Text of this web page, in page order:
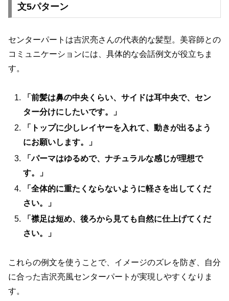
文5パターン
センターパートは吉沢亮さんの代表的な髪型。美容師との
コミュニケーションには、具体的な会話例文が役立ちま
す。
「前髪は鼻の中央くらい、サイドは耳中央で、セン
ター分けにしたいです。」
「トップに少しレイヤーを入れて、動きが出るよう
にお願いします。」
「パーマはゆるめで、ナチュラルな感じが理想で
す。」
「全体的に重たくならないように軽さを出してくだ
さい。」
「襟足は短め、後ろから見ても自然に仕上げてくだ
さい。」
これらの例文を使うことで、イメージのズレを防ぎ、自分
に合った吉沢亮風センターパートが実現しやすくなりま
す。